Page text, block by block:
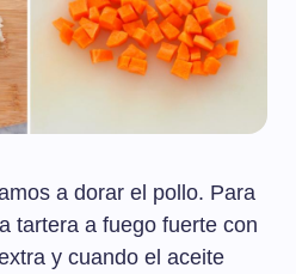
a dorar el pollo. Para
tartera a fuego fuerte con
y cuando el aceite